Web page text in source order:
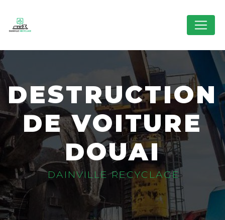
DESTRUCTION
DE VOITURE
DOUAI
DAINVILLE RECYCLAGE